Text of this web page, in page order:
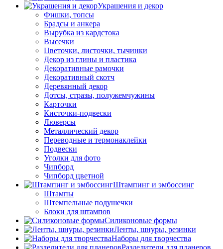
Украшения и декор
Фишки, топсы
Брадсы и анкера
Вырубка из кардстока
Высечки
Цветочки, листочки, тычинки
Декор из глины и пластика
Декоративные рамочки
Декоративный скотч
Деревянный декор
Дотсы, стразы, полужемчужины
Карточки
Кисточки-подвески
Люверсы
Металлический декор
Переводные и термонаклейки
Подвески
Уголки для фото
Чипборд
Чипборд цветной
Штампинг и эмбоссинг
Штампы
Штемпельные подушечки
Блоки для штампов
Силиконовые формы
Ленты, шнуры, резинки
Наборы для творчества
Разделители для планеров